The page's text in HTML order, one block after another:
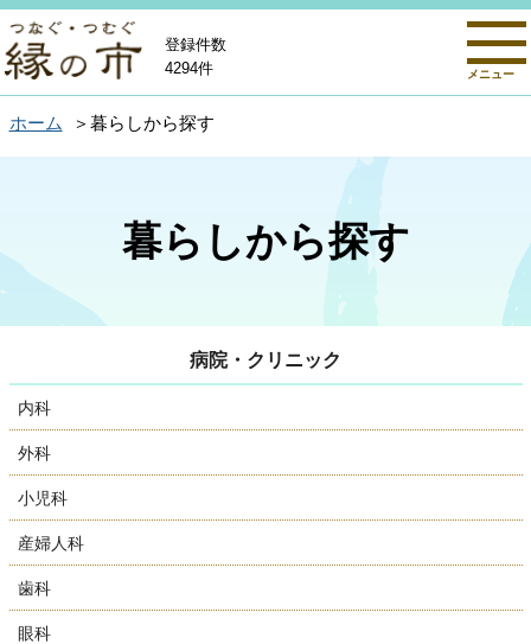
メニュー
登録件数
4294件
ホーム 暮らしから探す
暮らしから探す
病院・クリニック
内科
外科
小児科
産婦人科
歯科
眼科